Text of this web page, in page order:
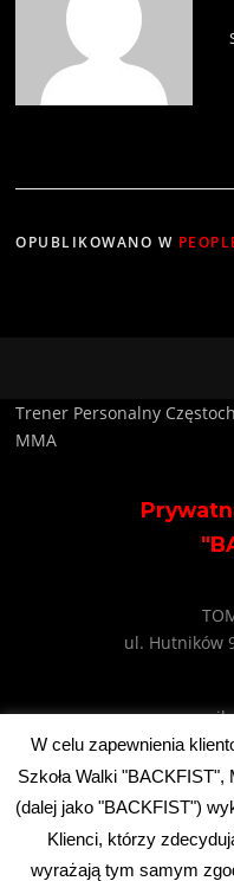
OPUBLIKOWANO W
Trener Personalny
MMA
ul. Hutników
e-mail:
tel:
Prawa autorskie © 2026
W celu zapewnienia
Szkoła Walki
(dalej jako "BACKFIST")
Klienci, którzy
wyrażają tym samym